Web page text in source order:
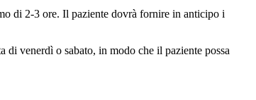
di 2-3 ore. Il paziente dovrà fornire in anticipo i
di venerdì o sabato, in modo che il paziente possa